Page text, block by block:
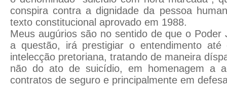
conspira contra a dignidade da pessoa
texto constitucional aprovado em 1988.
Meus augúrios são no sentido de que o Poder
a questão, irá prestigiar o entendimento até
intelecção pretoriana, tratando de maneira
não do ato de suicídio, em homenagem a
contratos de seguro e principalmente em